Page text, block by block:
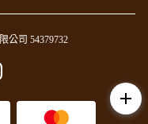
公司 54379732
page
Instagram page
add